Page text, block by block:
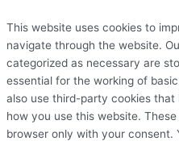
This website uses cookies to
navigate through the website.
categorized as necessary are
essential for the working of
also use third-party cookies that
how you use this website.
browser only with your consent.